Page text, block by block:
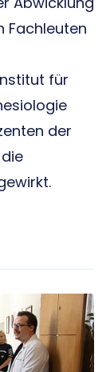
Fachleuten
für
der